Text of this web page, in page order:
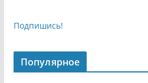
Подпишись!
Популярное